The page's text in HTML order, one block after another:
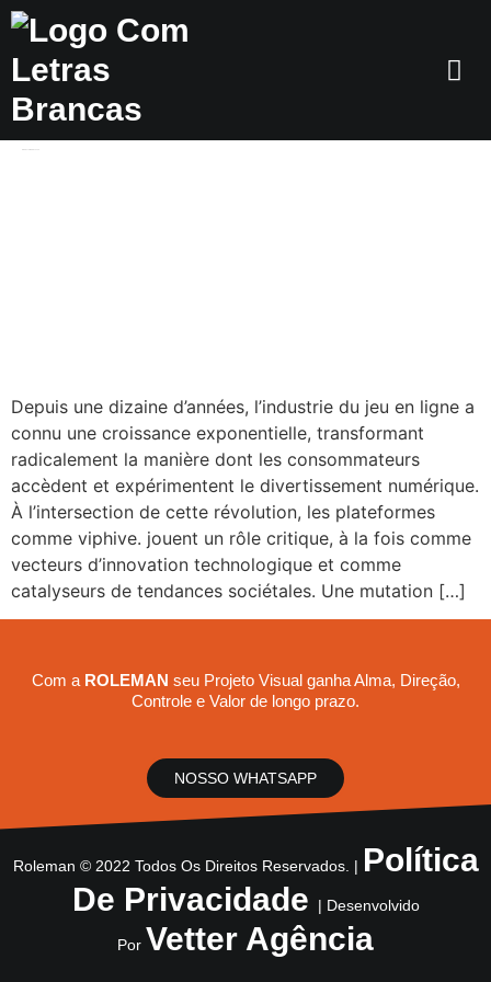
Depuis une dizaine d’années, l’industrie du jeu en ligne a
connu une croissance exponentielle, transformant
radicalement la manière dont les consommateurs
accèdent et expérimentent le divertissement numérique.
À l’intersection de cette révolution, les plateformes
comme viphive. jouent un rôle critique, à la fois comme
vecteurs d’innovation technologique et comme
catalyseurs de tendances sociétales. Une mutation […]
Com a ROLEMAN seu Projeto Visual ganha Alma, Direção,
Controle e Valor de longo prazo.
NOSSO WHATSAPP
Roleman © 2022 Todos Os Direitos Reservados. | Política
De Privacidade
| Desenvolvido
Por Vetter Agência